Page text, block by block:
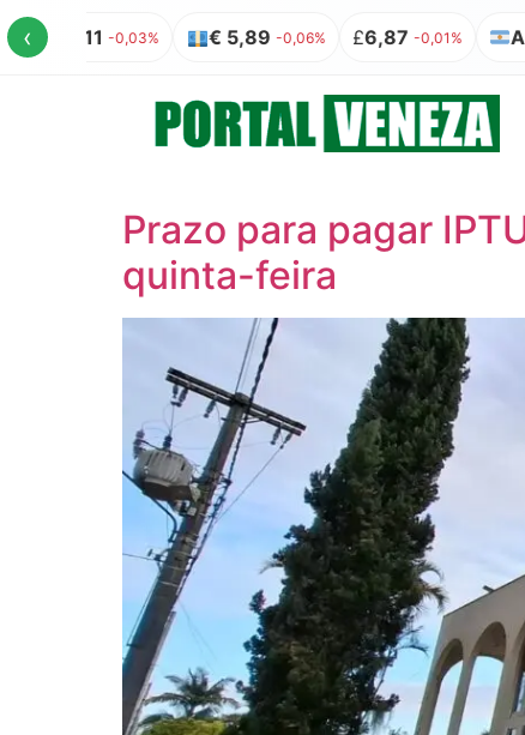
‹
-0,03% € 5,89 -0,06% £6,87 -0,01% AR$ 100 =
Prazo para pagar
quinta-feira